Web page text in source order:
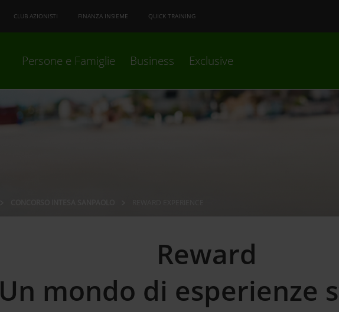
CLUB AZIONISTI FINANZA INSIEME QUICK TRAINING
Persone e Famiglie Business Exclusive
Reward
Un mondo di esperienze